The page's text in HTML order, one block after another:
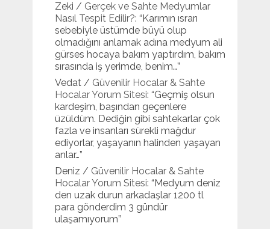
Zeki / Gerçek ve Sahte Medyumlar
Nasıl Tespit Edilir?: “ Karımın ısrarı
sebebiyle üstümde büyü olup
olmadığını anlamak adına medyum ali
gürses hocaya bakım yaptırdım, bakım
sırasında iş yerimde, benim…”
Vedat/ Güvenilir Hocalar & Sahte
Hocalar Yorum Sitesi: “Geçmiş olsun
kardeşim, başından geçenlere
üzüldüm. Dediğin gibi sahtekarlar çok
fazla ve insanları sürekli mağdur
ediyorlar, yaşayanın halinden yaşayan
anlar…”
Deniz / Güvenilir Hocalar & Sahte
Hocalar Yorum Sitesi: “ Medyum deniz
den uzak durun arkadaşlar 1200 tl
para gönderdim 3 gündür
ulaşamıyorum”